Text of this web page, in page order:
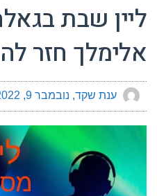
ליין שבת
אלימלך חזר
ענת שקד נובמבר 9, 2022